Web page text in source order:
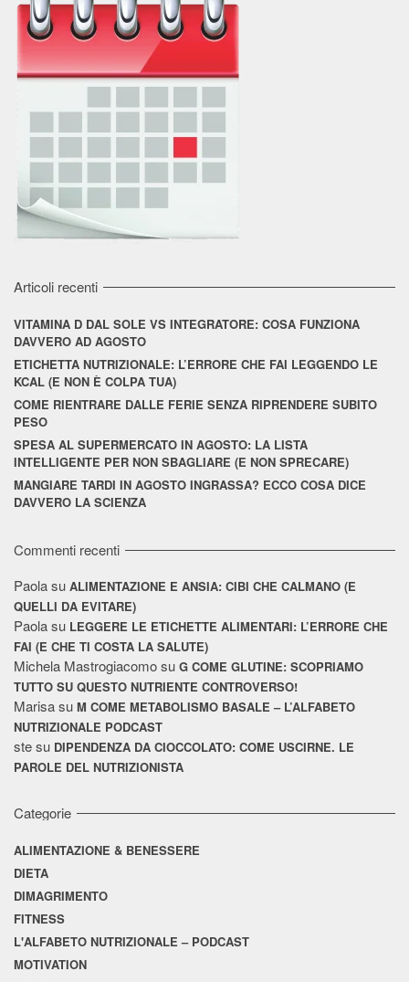
Articoli recenti
VITAMINA D DAL SOLE VS INTEGRATORE: COSA FUNZIONA
DAVVERO AD AGOSTO
ETICHETTA NUTRIZIONALE: L’ERRORE CHE FAI LEGGENDO LE
KCAL (E NON È COLPA TUA)
COME RIENTRARE DALLE FERIE SENZA RIPRENDERE SUBITO
PESO
SPESA AL SUPERMERCATO IN AGOSTO: LA LISTA
INTELLIGENTE PER NON SBAGLIARE (E NON SPRECARE)
MANGIARE TARDI IN AGOSTO INGRASSA? ECCO COSA DICE
DAVVERO LA SCIENZA
Commenti recenti
Paolasu ALIMENTAZIONE E ANSIA: CIBI CHE CALMANO (E
QUELLI DA EVITARE)
Paolasu LEGGERE LE ETICHETTE ALIMENTARI: L’ERRORE CHE
FAI (E CHE TI COSTA LA SALUTE)
Michela Mastrogiacomosu G COME GLUTINE: SCOPRIAMO
TUTTO SU QUESTO NUTRIENTE CONTROVERSO!
Marisasu M COME METABOLISMO BASALE – L’ALFABETO
NUTRIZIONALE PODCAST
stesu DIPENDENZA DA CIOCCOLATO: COME USCIRNE. LE
PAROLE DEL NUTRIZIONISTA
Categorie
ALIMENTAZIONE & BENESSERE
DIETA
DIMAGRIMENTO
FITNESS
L'ALFABETO NUTRIZIONALE – PODCAST
MOTIVATION